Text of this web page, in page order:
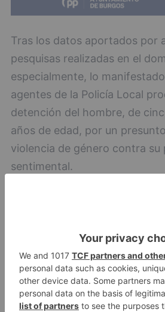
Tras los datos aportados por
pesquisas realizadas en el
especialmente, lo
agentes de la Policía Local
detención del hombre, de
años de edad, por un
violencia de género contra su
sentimental.
LO +
1
Matthew